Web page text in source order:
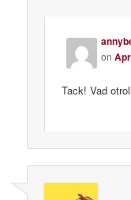
on
Tack! Vad